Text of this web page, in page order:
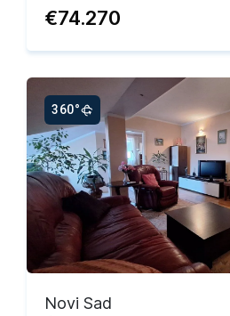
€74.270
360°
Ekskluzivna ponuda
Novi Sad